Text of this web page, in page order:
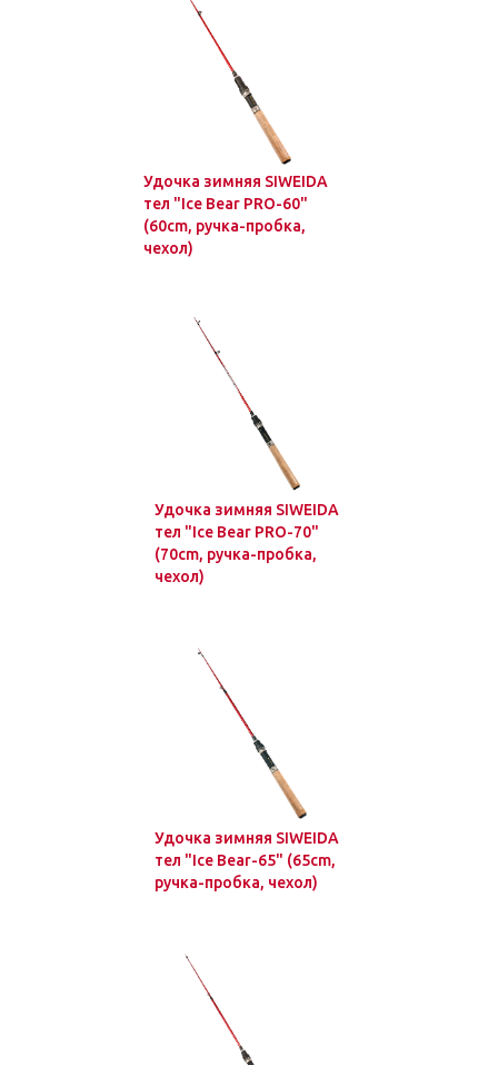
Удочка зимняя SIWEIDA
тел "Ice Bear PRO-60"
(60cm, ручка-пробка,
чехол)
Удочка зимняя SIWEIDA
тел "Ice Bear PRO-70"
(70cm, ручка-пробка,
чехол)
Удочка зимняя SIWEIDA
тел "Ice Bear-65" (65cm,
ручка-пробка, чехол)